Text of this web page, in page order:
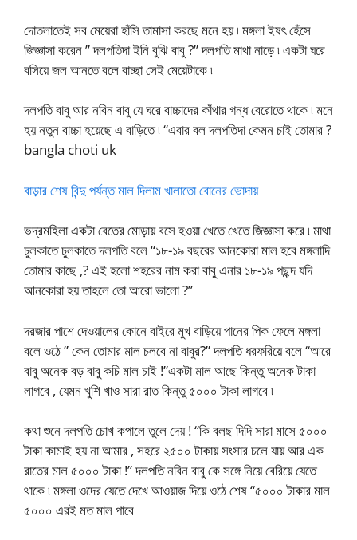
দোতলাতেই সব মেয়েরা হাঁসি তামাসা করছে মনে হয় ৷ মঙ্গলা ইষৎ হেঁসে
জিজ্ঞাসা করেন ” দলপতিদা ইনি বুঝি বাবু ?” দলপতি মাথা নাড়ে ৷ একটা ঘরে
বসিয়ে জল আনতে বলে বাচ্ছা সেই মেয়েটাকে ৷
দলপতি বাবু আর নবিন বাবু যে ঘরে বাচ্চাদের কাঁথার গন্ধ বেরোতে থাকে ৷ মনে
হয় নতুন বাচ্চা হয়েছে এ বাড়িতে ৷ “এবার বল দলপতিদা কেমন চাই তোমার ?
bangla choti uk
বাড়ার শেষ বিন্দু পর্যন্ত মাল দিলাম খালাতো বোনের ভোদায়
ভদ্রমহিলা একটা বেতের মোড়ায় বসে হওয়া খেতে খেতে জিজ্ঞাসা করে ৷ মাথা
চুলকাতে চুলকাতে দলপতি বলে “১৮-১৯ বছরের আনকোরা মাল হবে মঙ্গলাদি
তোমার কাছে ,? এই হলো শহরের নাম করা বাবু এনার ১৮-১৯ পছন্দ যদি
আনকোরা হয় তাহলে তো আরো ভালো ?”
দরজার পাশে দেওয়ালের কোনে বাইরে মুখ বাড়িয়ে পানের পিক ফেলে মঙ্গলা
বলে ওঠে ” কেন তোমার মাল চলবে না বাবুর?” দলপতি ধরফরিয়ে বলে “আরে
বাবু অনেক বড় বাবু কচি মাল চাই !”একটা মাল আছে কিন্তু অনেক টাকা
লাগবে , যেমন খুশি খাও সারা রাত কিন্তু ৫০০০ টাকা লাগবে ৷
কথা শুনে দলপতি চোখ কপালে তুলে দেয় ! “কি বলছ দিদি সারা মাসে ৫০০০
টাকা কামাই হয় না আমার , সহরে ২৫০০ টাকায় সংসার চলে যায় আর এক
রাতের মাল ৫০০০ টাকা !” দলপতি নবিন বাবু কে সঙ্গে নিয়ে বেরিয়ে যেতে
থাকে ৷ মঙ্গলা ওদের যেতে দেখে আওয়াজ দিয়ে ওঠে শেষ “৫০০০ টাকার মাল
৫০০০ এরই মত মাল পাবে